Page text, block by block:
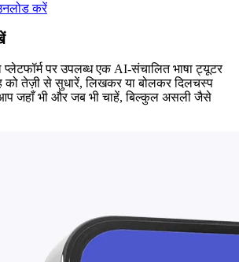
करें
पर उपलब्ध एक AI-संचालित भाषा ट्यूटर
को तेज़ी से सुधारें, लिखकर या बोलकर दिलचस्प
जहाँ भी और जब भी चाहें, बिल्कुल असली जैसे